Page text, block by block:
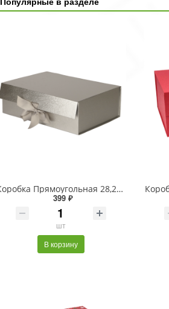
Коробка Прямоугольная 28,2*20*9,2 складная на магнитах "Люкс" Серебряный 1/48
399 ₽
шт
В корзину